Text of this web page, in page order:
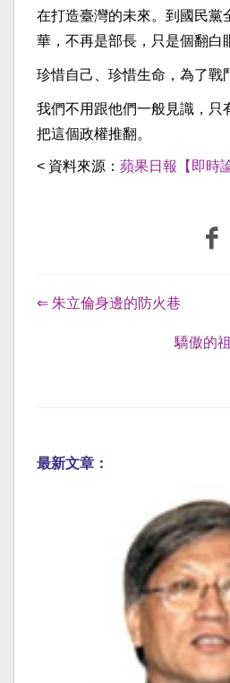
在打造臺灣的未來。到國民黨
華，不再是部長，只是個翻白
珍惜自己、珍惜生命，為了戰
我們不用跟他們一般見識，只
把這個政權推翻。
< 資料來源： 蘋果日報【即時
⇐ 朱立倫身邊的防火巷
驕傲的
最新文章：